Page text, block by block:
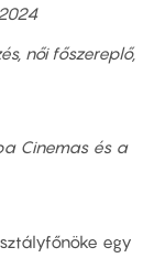
női főszereplő,
Cinemas és a
egy